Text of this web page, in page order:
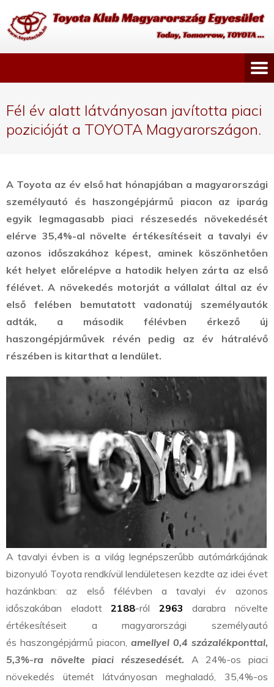
Fél év alatt látványosan javította piaci
pozicióját a TOYOTA Magyarországon.
A Toyota az év első hat hónapjában a magyarországi
személyautó és haszongépjármű piacon az iparág
egyik legmagasabb piaci részesedés növekedését
elérve 35,4%-al növelte értékesítéseit a tavalyi év
azonos időszakához képest, aminek köszönhetően
két helyet előrelépve a hatodik helyen zárta az első
félévet. A növekedés motorját a vállalat által az év
első felében bemutatott vadonatúj személyautók
adták, a második félévben érkező új
haszongépjárművek révén pedig az év hátralévő
részében is kitarthat a lendület.
A tavalyi évben is a világ legnépszerűbb autómárkájának
bizonyuló Toyota rendkívül lendületesen kezdte az idei évet
hazánkban: az első félévben a tavalyi év azonos
időszakában eladott2188-ról 2963 darabra növelte
értékesítéseit a magyarországi személyautó
és haszongépjármű piacon, amellyel 0,4 százalékponttal,
5,3%-ra növelte piaci részesedését. A 24%-os piaci
növekedés ütemét látványosan meghaladó, 35,4%-os